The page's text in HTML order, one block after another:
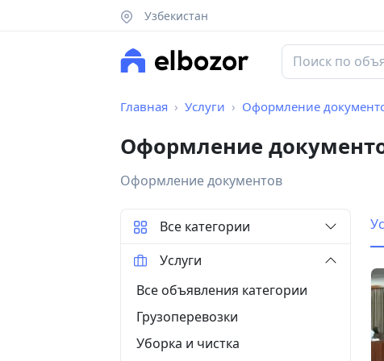
Узбекистан
Главная Услуги Оформление
Оформление
Оформление документов
Все категории
Услуги
Все объявления категории
Грузоперевозки
Уборка и чистка